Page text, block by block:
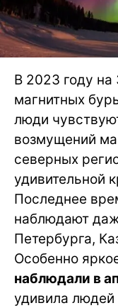
В 2023 году на
магнитных
люди
возмущений
северных
удивительной
Последнее
наблюдают
Петербурга,
Особенно
наблюдали в
удивила